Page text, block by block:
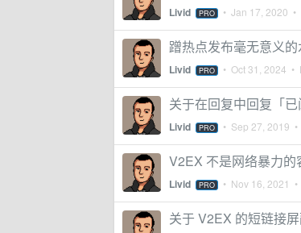
Livid PRO • Jan 17, 2020
蹭热点发布毫无意义
Livid PRO • Oct 31, 2024 •
关于在回复中回复「已
Livid PRO • Sep 27, 2019
V2EX 不是网络暴力的
Livid PRO • Nov 16, 2021
关于 V2EX 的短链接